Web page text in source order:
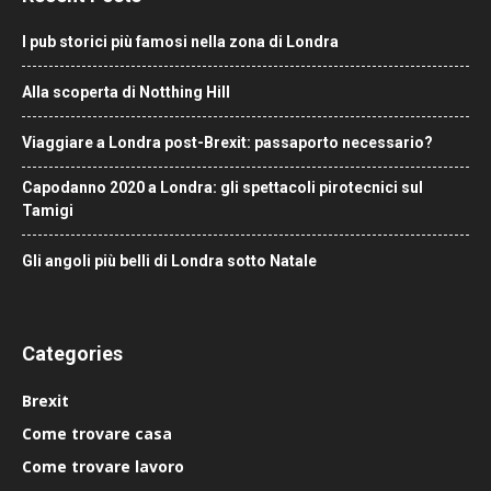
I pub storici più famosi nella zona di Londra
Alla scoperta di Notthing Hill
Viaggiare a Londra post-Brexit: passaporto necessario?
Capodanno 2020 a Londra: gli spettacoli pirotecnici sul
Tamigi
Gli angoli più belli di Londra sotto Natale
Categories
Brexit
Come trovare casa
Come trovare lavoro